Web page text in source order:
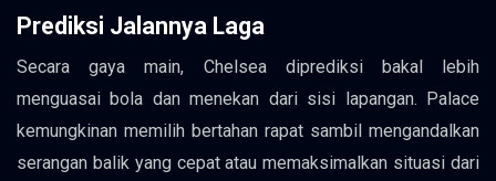
Prediksi Jalannya Laga
Secara gaya main, Chelsea diprediksi bakal lebih
menguasai bola dan menekan dari sisi lapangan. Palace
kemungkinan memilih bertahan rapat sambil mengandalkan
serangan balik yang cepat atau memaksimalkan situasi dari